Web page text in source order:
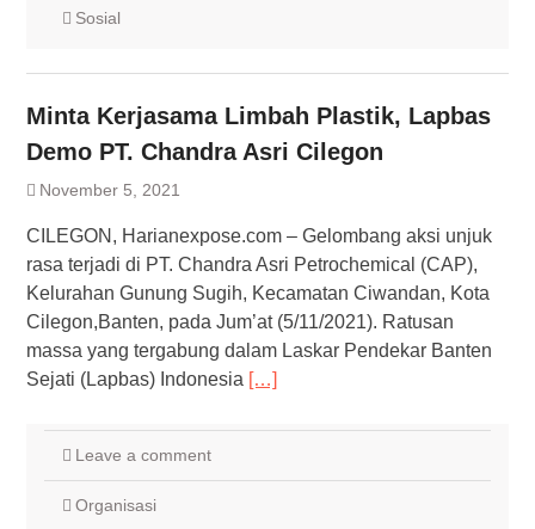
Sosial
Minta Kerjasama Limbah Plastik, Lapbas
Demo PT. Chandra Asri Cilegon
November 5, 2021
CILEGON, Harianexpose.com – Gelombang aksi unjuk
rasa terjadi di PT. Chandra Asri Petrochemical (CAP),
Kelurahan Gunung Sugih, Kecamatan Ciwandan, Kota
Cilegon,Banten, pada Jum’at (5/11/2021). Ratusan
massa yang tergabung dalam Laskar Pendekar Banten
Sejati (Lapbas) Indonesia […]
Leave a comment
Organisasi